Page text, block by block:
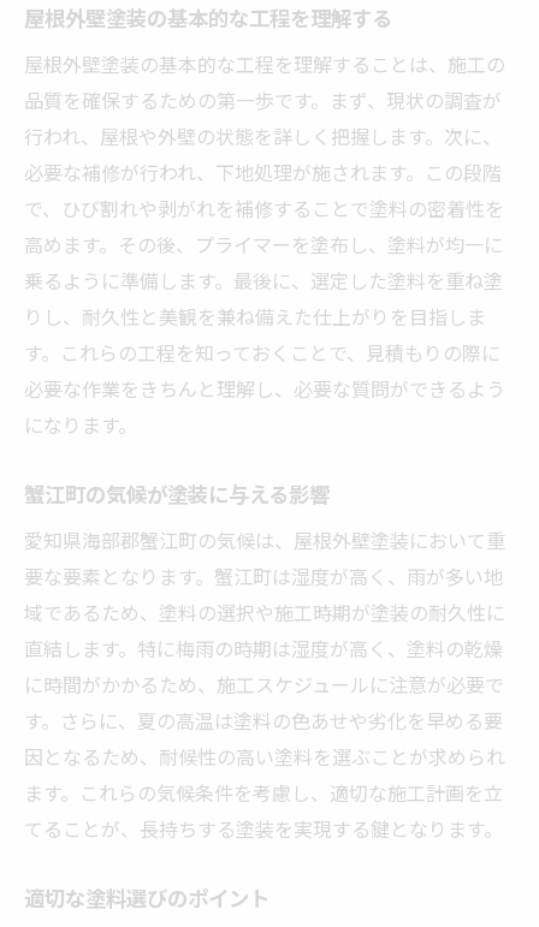
保証期間とその内容
塗装の種類とその価格
追加工事の有無と追加料金
施工期間と天候による影響
見積もりを依頼する際の注意点
蟹江町での屋根外壁塗装の見積もりで注意すべ
き点
複数社から見積もりを取る理由
不明瞭な項目の確認方法
契約前に明確にするべき条件
施工中の確認ポイント
見積もりに含まれない可能性のある費用
プロが教える蟹江町の屋根外壁塗装見積もりの
コツ
専門家に聞く見積もりの極意
蟹江町特有の塗装事情と対策
効率的な予算設定の方法
長持ちする塗装の秘訣
交渉で得するための戦略
見積もり後のフォローアップ方法
屋根外壁塗装の見積もりで失敗しないためのチ
屋根外壁塗装の基本的な工程を理解する
屋根外壁塗装の基本的な工程を理解することは、施工の
品質を確保するための第一歩です。まず、現状の調査が
行われ、屋根や外壁の状態を詳しく把握します。次に、
必要な補修が行われ、下地処理が施されます。この段階
で、ひび割れや剥がれを補修することで塗料の密着性を
高めます。その後、プライマーを塗布し、塗料が均一に
乗るように準備します。最後に、選定した塗料を重ね塗
りし、耐久性と美観を兼ね備えた仕上がりを目指しま
す。これらの工程を知っておくことで、見積もりの際に
必要な作業をきちんと理解し、必要な質問ができるよう
になります。
蟹江町の気候が塗装に与える影響
愛知県海部郡蟹江町の気候は、屋根外壁塗装において重
要な要素となります。蟹江町は湿度が高く、雨が多い地
域であるため、塗料の選択や施工時期が塗装の耐久性に
直結します。特に梅雨の時期は湿度が高く、塗料の乾燥
に時間がかかるため、施工スケジュールに注意が必要で
す。さらに、夏の高温は塗料の色あせや劣化を早める要
因となるため、耐候性の高い塗料を選ぶことが求められ
ます。これらの気候条件を考慮し、適切な施工計画を立
てることが、長持ちする塗装を実現する鍵となります。
適切な塗料選びのポイント